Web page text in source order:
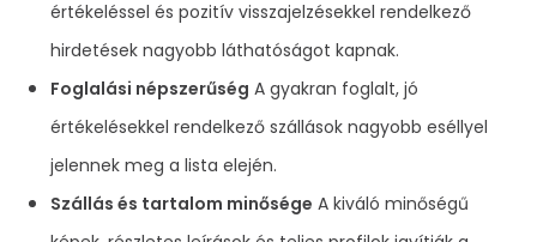
értékeléssel és pozitív visszajelzésekkel rendelkező
hirdetések nagyobb láthatóságot kapnak.
Foglalási népszerűség A gyakran foglalt, jó
értékelésekkel rendelkező szállások nagyobb eséllyel
jelennek meg a lista elején.
Szállás és tartalom minősége A kiváló minőségű